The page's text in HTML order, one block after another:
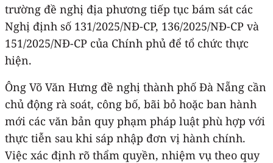
trường đề nghị địa phương tiếp tục bám sát các
Nghị định số 131/2025/NĐ-CP, 136/2025/NĐ-CP và
151/2025/NĐ-CP của Chính phủ để tổ chức thực
hiện.
Ông Võ Văn Hưng đề nghị thành phố Đà Nẵng cần
chủ động rà soát, công bố, bãi bỏ hoặc ban hành
mới các văn bản quy phạm pháp luật phù hợp với
thực tiễn sau khi sáp nhập đơn vị hành chính.
Việc xác định rõ thẩm quyền, nhiệm vụ theo quy